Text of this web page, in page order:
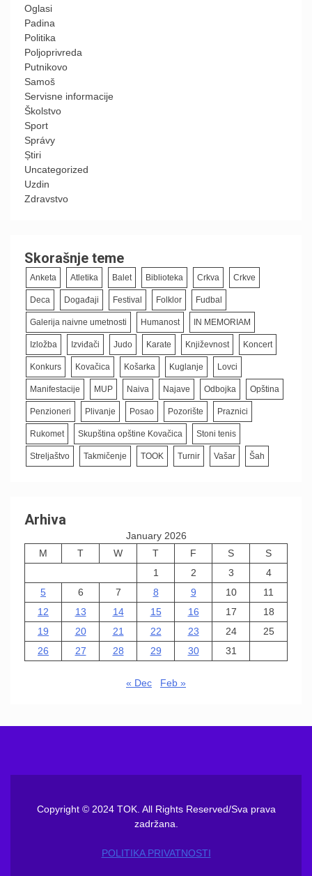
Oglasi
Padina
Politika
Poljoprivreda
Putnikovo
Samoš
Servisne informacije
Školstvo
Sport
Správy
Știri
Uncategorized
Uzdin
Zdravstvo
Skorašnje teme
Anketa Atletika Balet Biblioteka Crkva Crkve
Deca Događaji Festival Folklor Fudbal
Galerija naivne umetnosti Humanost IN MEMORIAM
Izložba Izviđači Judo Karate Književnost Koncert
Konkurs Kovačica Košarka Kuglanje Lovci
Manifestacije MUP Naiva Najave Odbojka Opština
Penzioneri Plivanje Posao Pozorište Praznici
Rukomet Skupština opštine Kovačica Stoni tenis
Streljaštvo Takmičenje TOOK Turnir Vašar Šah
Arhiva
January 2026
M
T W T F S
S
1
2 3
4
5
6 7 8 9 10
11
12
13 14 15 16 17
18
19
20 21 22 23 24
25
26
27 28 29 30 31
« Dec Feb »
Copyright © 2024 TOK. All Rights Reserved/Sva prava
zadržana.
POLITIKA PRIVATNOSTI